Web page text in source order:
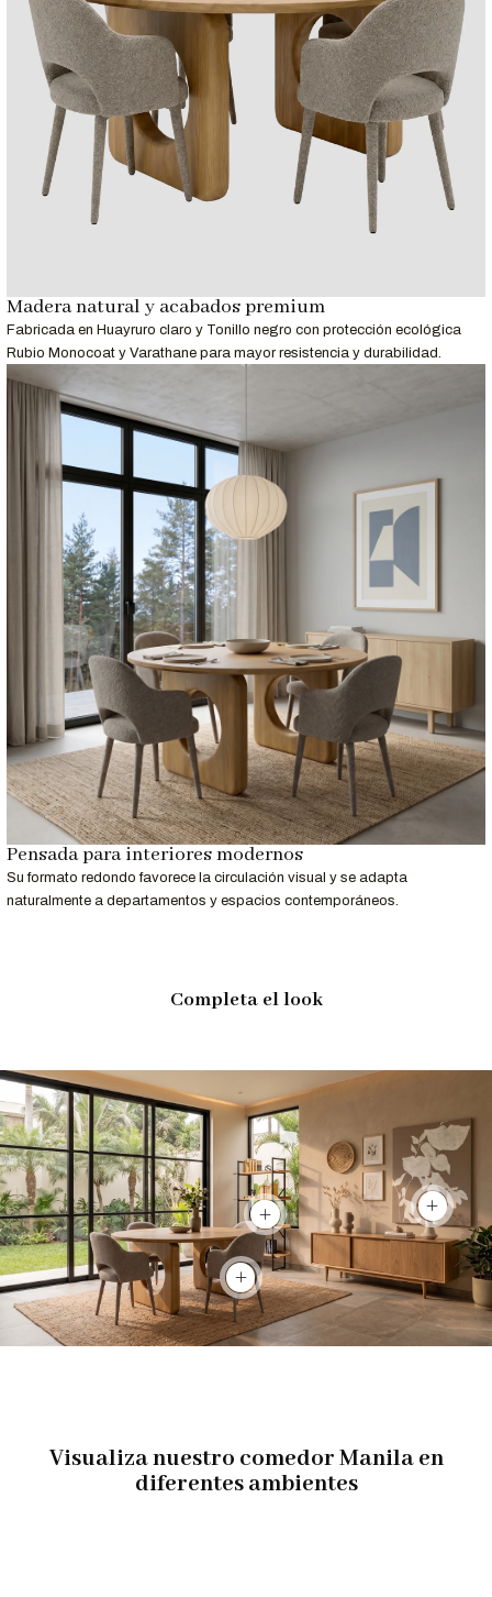
Servicio
Detalle
Entrega
Garantizada
Recibe tu mesa en 18 días laborables.
Garantía
12 meses de respaldo para materiales y
acabados.
Nota Importante
Las imágenes son referenciales. Los colores pueden variar
Madera natural y acabados premium
Fabricada en Huayruro claro y Tonillo negro con protección ecológica
Rubio Monocoat y Varathane para mayor resistencia y durabilidad.
Pensada para interiores modernos
Su formato redondo favorece la circulación visual y se adapta
naturalmente a departamentos y espacios contemporáneos.
Completa el look
Ver producto
Ver producto
Ver
Visualiza nuestro comedor Manila en
diferentes ambientes